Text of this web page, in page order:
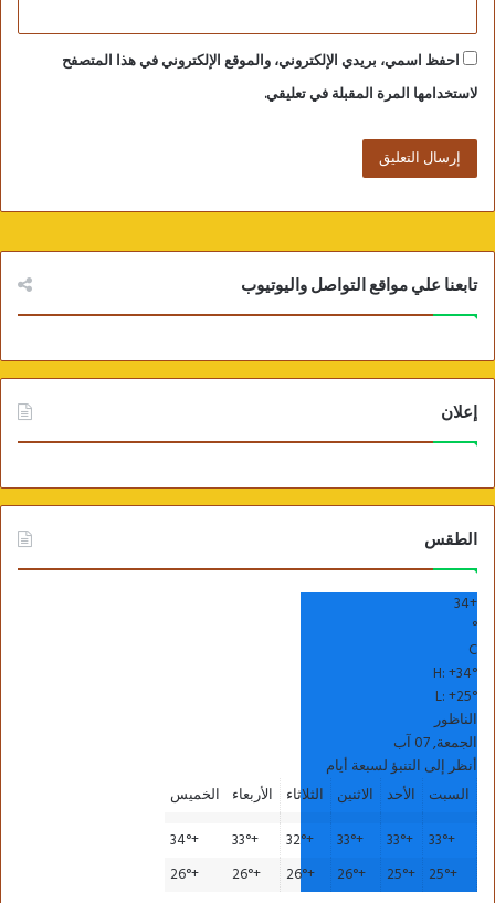
احفظ اسمي، بريدي الإلكتروني، والموقع الإلكتروني في هذا المتصفح
لاستخدامها المرة المقبلة في تعليقي.
تابعنا علي مواقع التواصل واليوتيوب
إعلان
الطقس
+
34
°
C
H:+34°
L:+25°
الناظور
الجمعة, 07 آب
أنظر إلى التنبؤ لسبعة أيام
السبت
الأحد الاثنين الثلاثاء الأربعاء
الخميس
+
33°
+
33°
+
33°
+
32°
+
33°
+
34°
+
25°
+
25°
+
26°
+
26°
+
26°
+
26°